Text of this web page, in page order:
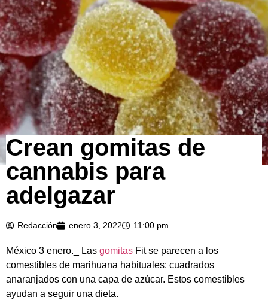
Crean gomitas de
cannabis para
adelgazar
Redacción enero 3, 2022 11:00 pm
México 3 enero._ Las gomitas Fit se parecen a los
comestibles de marihuana habituales: cuadrados
anaranjados con una capa de azúcar. Estos comestibles
ayudan a seguir una dieta.